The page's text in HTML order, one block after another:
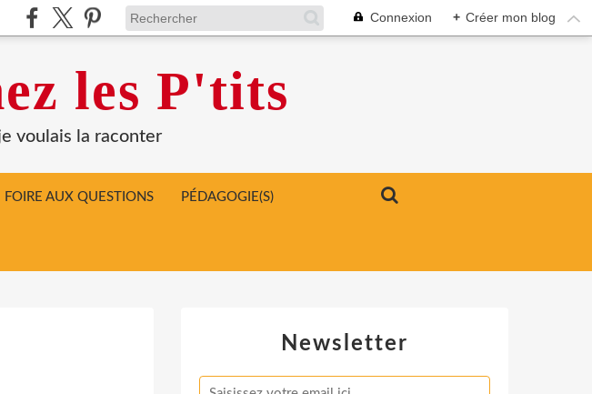
Connexion + Créer mon blog
les P'tits
voulais la raconter
FOIRE AUX QUESTIONS PÉDAGOGIE(S)
Newsletter